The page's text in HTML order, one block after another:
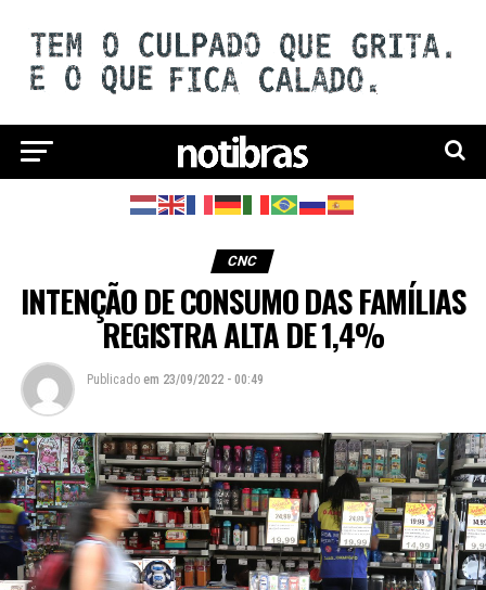
CNC
INTENÇÃO DE CONSUMO DAS FAMÍLIAS
REGISTRA ALTA DE 1,4%
Publicado em 23/09/2022 - 00:49